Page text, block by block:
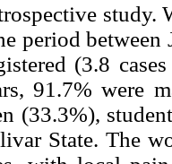
study.
period
(3.8
91.7% were
(33.3%),
State. The